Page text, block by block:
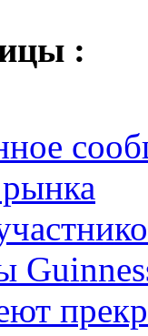
: